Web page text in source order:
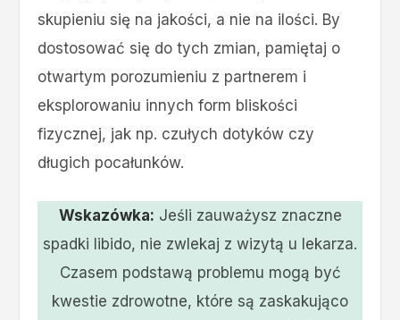
skupieniu się na jakości, a nie na ilości. By
dostosować się do tych zmian, pamiętaj o
otwartym porozumieniu z partnerem i
eksplorowaniu innych form bliskości
fizycznej, jak np. czułych dotyków czy
długich pocałunków.
Wskazówka: Jeśli zauważysz znaczne
spadki libido, nie zwlekaj z wizytą u lekarza.
Czasem podstawą problemu mogą być
kwestie zdrowotne, które są zaskakująco